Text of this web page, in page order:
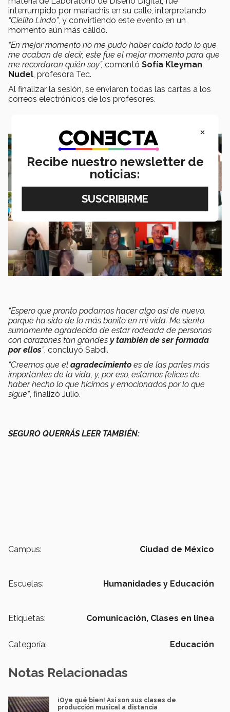
interrumpido por mariachis en su calle, interpretando
“Cielito Lindo”, y convirtiendo este evento en un
momento aún más cálido.
“En mejor momento no me pudo haber caído todo lo que
me acaban de decir, este fue el mejor momento para que
me recordaran quién soy”, comentó Sofía Kleyman
Nudel, profesora Tec.
Al finalizar la sesión, se enviaron todas las cartas a los
correos electrónicos de los profesores.
“Espero que pronto podamos hacer algo así de nuevo,
porque ha sido de lo más bonito en mi vida. Me siento
sumamente agradecida de estar rodeada de personas
con corazones tan grandes y también de ser formada
por ellos”, concluyó Sabdi.
“Creemos que el agradecimiento es de las partes más
importantes de la vida, y, por eso, estamos felices de
haber hecho lo que hicimos y emocionados por lo que
sigue”, finalizó Julio.
SEGURO QUERRÁS LEER TAMBIÉN:
Campus: Ciudad de México
Escuelas: Humanidades y Educación
Etiquetas: Comunicación, Clases en línea
Categoría: Educación
Notas Relacionadas
¡Oye qué bien! Así son sus clases de
producción musical a distancia
×
Recibe nuestro newsletter de
noticias: